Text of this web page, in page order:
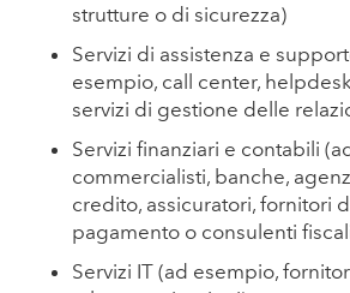
strutture o di sicurezza)
Servizi di assistenza e
esempio, call center,
servizi di gestione delle
Servizi finanziari e contabili
commercialisti, banche,
credito, assicuratori, fornitori
pagamento o consulenti
Servizi IT (ad esempio,